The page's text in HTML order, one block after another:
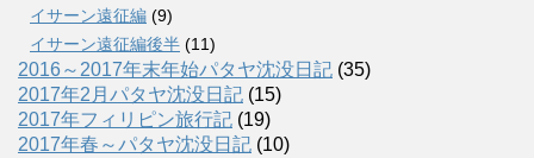
イサーン遠征編 (9)
イサーン遠征編後半 (11)
2016～2017年末年始パタヤ沈没日記 (35)
2017年2月パタヤ沈没日記 (15)
2017年フィリピン旅行記 (19)
2017年春～パタヤ沈没日記 (10)